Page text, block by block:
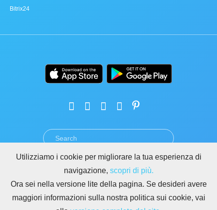
Bitrix24
PRIVACY GDPR
ABUSO
REGOLE PER I SITI DI BITRIX24
Copyright © 2026 Bitrix24
Utilizziamo i cookie per migliorare la tua esperienza di
navigazione, scopri di più.
Ora sei nella versione lite della pagina. Se desideri avere
maggiori informazioni sulla nostra politica sui cookie, vai